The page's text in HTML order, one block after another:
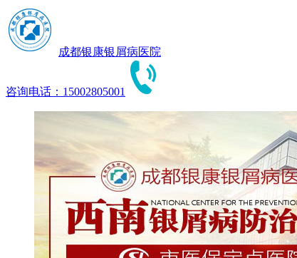
成都银康银屑病医院
咨询电话：15002805001